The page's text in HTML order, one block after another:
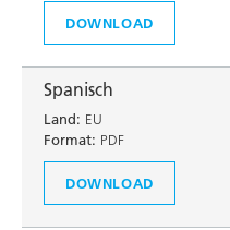
DOWNLOAD
Spanisch
Land: EU
Format: PDF
DOWNLOAD